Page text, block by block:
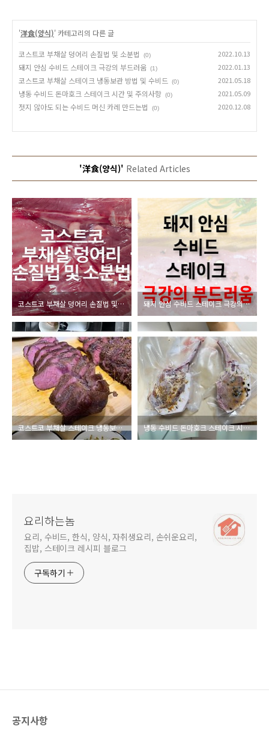
'洋食(양식)' 카테고리의 다른 글
코스트코 부채살 덩어리 손질법 및 소분법 (0) 2022.10.13
돼지 안심 수비드 스테이크 극강의 부드러움 (1) 2022.01.13
코스트코 부채살 스테이크 냉동보관 방법 및 수비드 (0) 2021.05.18
냉동 수비드 돈마호크 스테이크 시간 및 주의사항 (0) 2021.05.09
젓지 않아도 되는 수비드 머신 카레 만드는법 (0) 2020.12.08
'洋食(양식)' Related Articles
코스트코 부채살 덩어리 손질법 및 소분법 돼지 안심 수비드 스테이크 극강의 부드러움
코스트코 부채살 스테이크 냉동보관 방법 및 수비드 냉동 수비드 돈마호크 스테이크 시간 및 주의사항
요리하는놈
요리, 수비드, 한식, 양식, 자취생요리, 손쉬운요리,
집밥, 스테이크 레시피 블로그
구독하기
공지사항